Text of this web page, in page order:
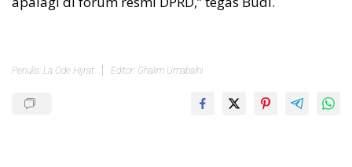
Penulis: La Ode Hijrat Editor: Ghalim Umabaihi